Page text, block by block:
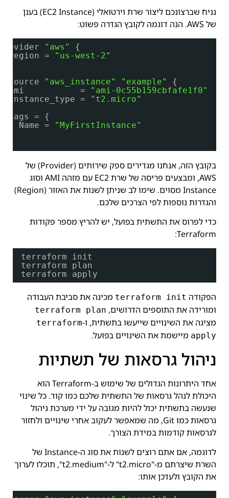
נניח שברצונכם ליצור שרת וירטואלי (EC2 Instance) בענן
של AWS. הנה דוגמה לקובץ הגדרה פשוט:
"aws"
{
region =
"us-west-2"
"aws_instance" "example"
{
ami           =
"ami-0c55b159cbfafe1f0"
instance_type =
"t2.micro"
tags = {
Name =
"MyFirstInstance"
בקובץ הזה, אנחנו מגדירים ספק שירותים (Provider) של
AWS, ומבצעים פריסה של שרת EC2 עם מזהה AMI וסוג
Instance מסוים. שימו לב שניתן לשנות את האזור (Region)
והגדרות נוספות לפי הצרכים שלכם.
כדי לפרוס את התשתית בפועל, יש להריץ מספר פקודות
Terraform:
terraform init
terraform plan
terraform apply
הפקודה terraform init מכינה את סביבת העבודה
ומורידה את התוספים הדרושים, terraform plan
מציגה את השינויים שייעשו בתשתית, ו-terraform
apply מיישמת את השינויים בפועל.
ניהול גרסאות של תשתיות
אחד היתרונות הגדולים של שימוש ב-Terraform הוא
היכולת לנהל גרסאות של התשתית שלכם כמו קוד. כל שינוי
שנעשה בתשתית יכול להיות מגובה על ידי מערכת ניהול
גרסאות כמו Git, מה שמאפשר לעקוב אחרי שינויים ולחזור
לגרסאות קודמות במידת הצורך.
לדוגמה, אם אתם רוצים לשנות את סוג ה-Instance של
השרת שיצרתם מ-"t2.micro" ל-"t2.medium", תוכלו לערוך
את הקובץ ולעדכן אותו: